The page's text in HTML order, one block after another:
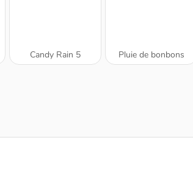
Candy Rain 5 Pluie de bonbons